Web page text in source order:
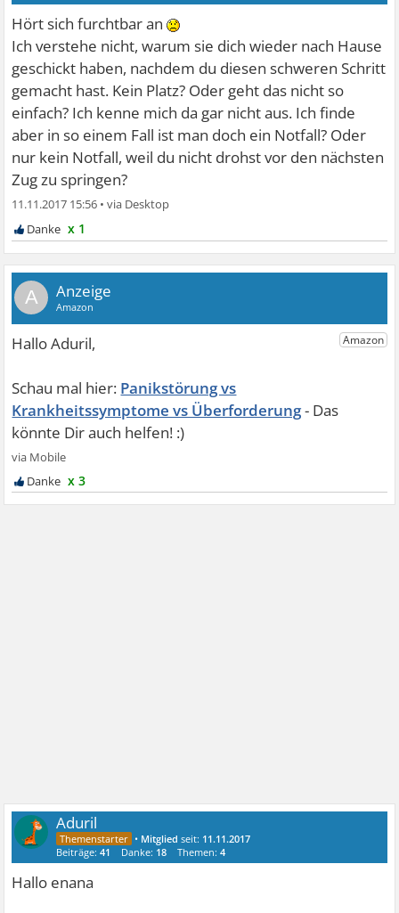
Hört sich furchtbar an
Ich verstehe nicht, warum sie dich wieder nach Hause
geschickt haben, nachdem du diesen schweren Schritt
gemacht hast. Kein Platz? Oder geht das nicht so
einfach? Ich kenne mich da gar nicht aus. Ich finde
aber in so einem Fall ist man doch ein Notfall? Oder
nur kein Notfall, weil du nicht drohst vor den nächsten
Zug zu springen?
11.11.2017 15:56 •
x 1
A
Panikstörung vs
Krankheitssymptome vs Überforderung
x 3
Aduril
• Mitglied seit: 11.11.2017
Beiträge:41 Danke: 18 Themen:4
Hallo enana